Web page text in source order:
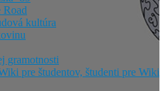
kultúra
gramotnosti
pre študentov, študenti pre Wiki